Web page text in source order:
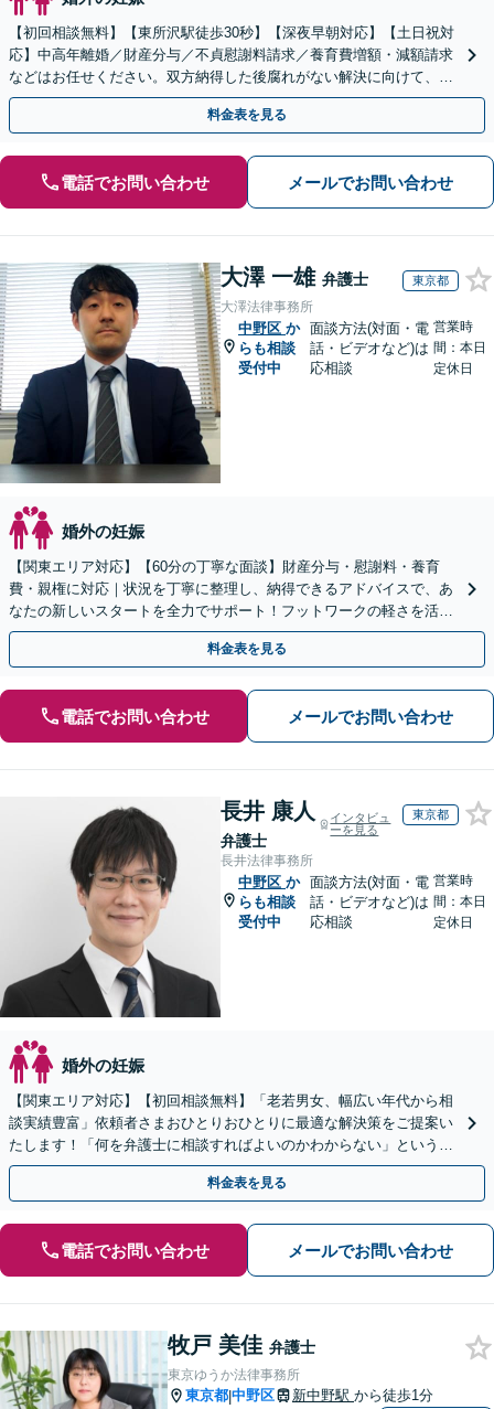
【初回相談無料】【東所沢駅徒歩30秒】【深夜早朝対応】【土日祝対
応】中高年離婚／財産分与／不貞慰謝料請求／養育費増額・減額請求
などはお任せください。双方納得した後腐れがない解決に向けて、全
力を尽くします。
料金表を見る
電話でお問い合わせ メールでお問い合わせ
大澤 一雄 弁護士 東京都
大澤法律事務所
中野区 か
らも相談
受付中
面談方法(対面・電
話・ビデオなど)は
応相談
営業時
間：本日
定休日
婚外の妊娠
【関東エリア対応】【60分の丁寧な面談】財産分与・慰謝料・養育
費・親権に対応｜状況を丁寧に整理し、納得できるアドバイスで、あ
なたの新しいスタートを全力でサポート！フットワークの軽さを活か
し、早期解決を目指します【立川駅7分：地域密着】
料金表を見る
電話でお問い合わせ メールでお問い合わせ
長井 康人
弁護士
インタビュ
ーを見る
東京都
長井法律事務所
中野区 か
らも相談
受付中
面談方法(対面・電
話・ビデオなど)は
応相談
営業時
間：本日
定休日
婚外の妊娠
【関東エリア対応】【初回相談無料】「老若男女、幅広い年代から相
談実績豊富」依頼者さまおひとりおひとりに最適な解決策をご提案い
たします！「何を弁護士に相談すればよいのかわからない」という方
も、まずはお気軽にご連絡ください【休日・夜間相談可】
料金表を見る
電話でお問い合わせ メールでお問い合わせ
牧戸 美佳 弁護士
東京ゆうか法律事務所
東京都|中野区 新中野駅 から徒歩1分